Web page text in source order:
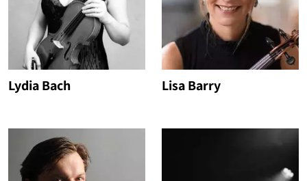
Lydia Bach Lisa Barry